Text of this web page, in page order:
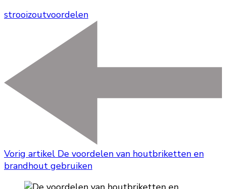
strooizoutvoordelen
Vorig artikel De voordelen van houtbriketten en
brandhout gebruiken